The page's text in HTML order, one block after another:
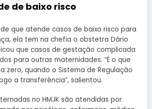
de baixo risco
que atende casos de baixo risco para
ela tem na chefia o obstetra Dário
que casos de gestação complicada
para outras maternidades. “É o que
zero, quando o Sistema de Regulação
a transferência”, salientou.
no HMJK são atendidas por